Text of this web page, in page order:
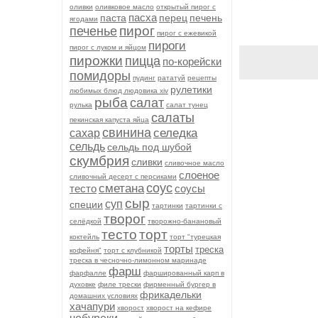
оливки оливковое масло открытый пирог с
ягодами паста пасха перец печень
печенье пирог пирог с ежевикой
пирог с луком и яйцом пироги
пирожки пицца по-корейски
помидоры пудинг рататуй рецепты
любимых блюд людовика xiv рулетики
рулька рыба салат салат тунец
пекинская капуста яйца салаты
сахарсвининаселедка
сельдьсельдь под шубой
скумбрия сливки сливочное масло
сливочный десерт с персиками слоеное
тестосметанасоуссоусы
специи суп сыр тартинки тартинки с
селёдкой творог творожно-банановый
коктейль тестоторт торт "турецкая
кофейня" торт с клубникой торты треска
треска в чесночно-лимонном маринаде
фарфалле фарш фаршированный карп в
духовке филе трески фирменный бургер в
домашних условиях фрикадельки
хачапури хворост хворост на кефире